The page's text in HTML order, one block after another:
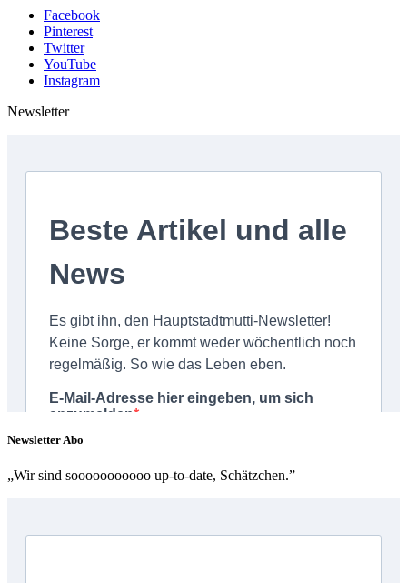
Facebook
Pinterest
Twitter
YouTube
Instagram
Newsletter
Newsletter Abo
„Wir sind sooooooooooo up-to-date, Schätzchen.”